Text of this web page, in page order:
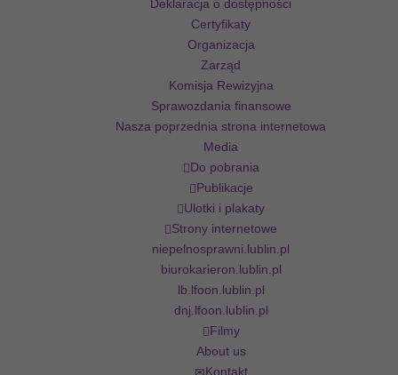
Deklaracja o dostępności
Certyfikaty
Organizacja
Zarząd
Komisja Rewizyjna
Sprawozdania finansowe
Nasza poprzednia strona internetowa
Media
Do pobrania
Publikacje
Ulotki i plakaty
Strony internetowe
niepelnosprawni.lublin.pl
biurokarieron.lublin.pl
lb.lfoon.lublin.pl
dnj.lfoon.lublin.pl
Filmy
About us
Kontakt